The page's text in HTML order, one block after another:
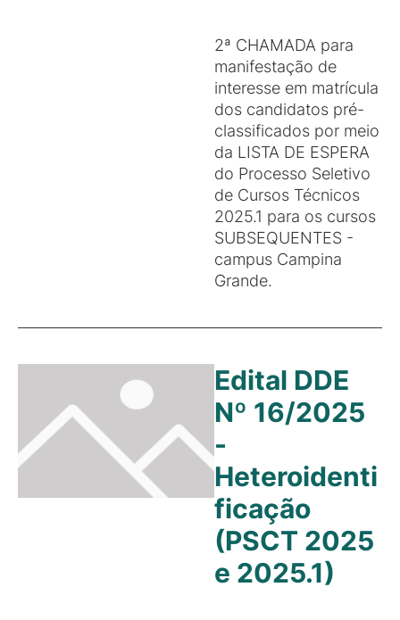
2ª CHAMADA para
manifestação de
interesse em matrícula
dos candidatos pré-
classificados por meio
da LISTA DE ESPERA
do Processo Seletivo
de Cursos Técnicos
2025.1 para os cursos
SUBSEQUENTES -
campus Campina
Grande.
Edital DDE
Nº 16/2025
-
Heteroidenti
ficação
(PSCT 2025
e 2025.1)